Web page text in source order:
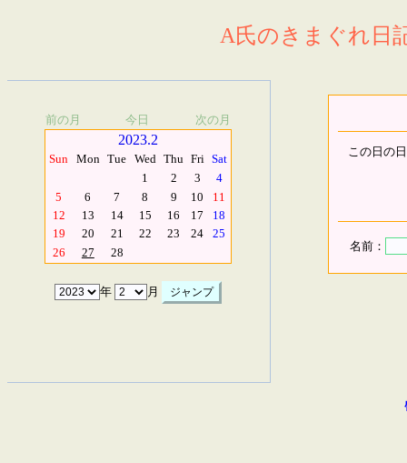
A氏のきまぐれ日
前の月 今日 次の月
2023.2
Sun Mon Tue Wed Thu Fri Sat
1
2 3
4
5
6 7 8 9 10
11
12
13 14 15 16 17
18
19
20 21 22 23 24
25
26
27 28
年 月
この日の
名前：